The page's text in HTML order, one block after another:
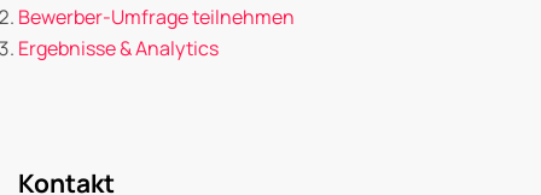
Bewerber-Umfrage teilnehmen
Ergebnisse & Analytics
Kontakt